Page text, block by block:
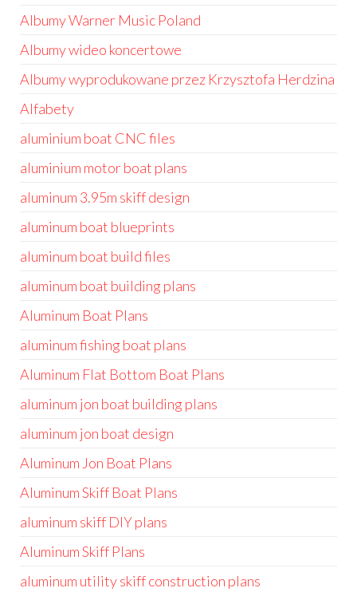
Albumy Warner Music Poland
Albumy wideo koncertowe
Albumy wyprodukowane przez Krzysztofa Herdzina
Alfabety
aluminium boat CNC files
aluminium motor boat plans
aluminum 3.95m skiff design
aluminum boat blueprints
aluminum boat build files
aluminum boat building plans
Aluminum Boat Plans
aluminum fishing boat plans
Aluminum Flat Bottom Boat Plans
aluminum jon boat building plans
aluminum jon boat design
Aluminum Jon Boat Plans
Aluminum Skiff Boat Plans
aluminum skiff DIY plans
Aluminum Skiff Plans
aluminum utility skiff construction plans